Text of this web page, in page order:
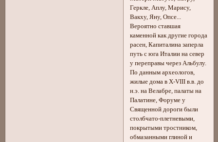
Геркле, Аплу, Марису,
Вакху, Яну, Опсе...
Вероятно ставшая
каменной как другие города
расен, Капиталина заперла
путь с юга Италии на север
у переправы через Альбулу.
По данным археологов,
жилые дома в Х-VIII в.в. до
н.э. на Beлабре, палаты на
Палатине, Форуме у
Священной дороги были
столбчато-плетневыми,
покрытыми тростником,
обмазанными глиной и